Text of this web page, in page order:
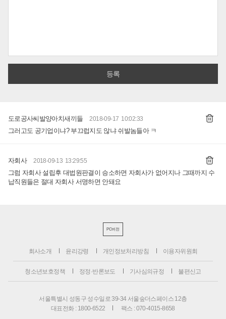
도로공사씨발양아치새끼들 2018-09-17 10:02:33
그러고도 공기업이냐? 부끄럽지도 않냐 쉬발놈들아 ㅋ
자회사 2018-09-13 13:29:55
그럼 자회사 설립후 대법원판결이 승소하면 자회사가 없어지나 그때까지 수
납직원들은 절대 자회사 서명하면 안돼요
PC버전
회사소개 윤리강령 개인정보처리방침 이용자위원회
청소년보호정책 정정·반론보도 기사심의규정 불편신고
서울특별시 성동구 성수일로 39-34 서울숲더스페이스 12층
대표전화 : 1800-6522
팩스 : 070-4015-8658